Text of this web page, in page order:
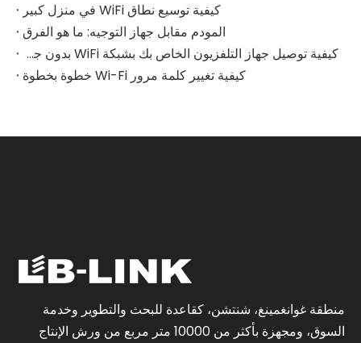
كيفية توسيع نطاق WiFi في منزل كبير
المودم مقابل جهاز التوجيه: ما هو الفرق
كيفية توصيل جهاز التلفزيون الخاص بك بشبكة WiFi بدون جهاز تحكم عن بعد
كيفية تغيير كلمة مرور Wi-Fi خطوة بخطوة
منطقة غوانغمينغ، شنتشن، كقاعدة للبحث والتطوير وخدمة
السوق، ومجهزة بأكثر من 10000 متر مربع من ورش الإنتاج